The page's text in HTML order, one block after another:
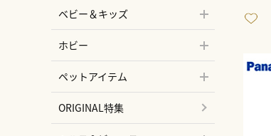
ベビー＆キッズ
ホビー
ペットアイテム
ORIGINAL特集